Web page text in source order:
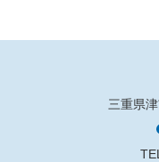
三重県